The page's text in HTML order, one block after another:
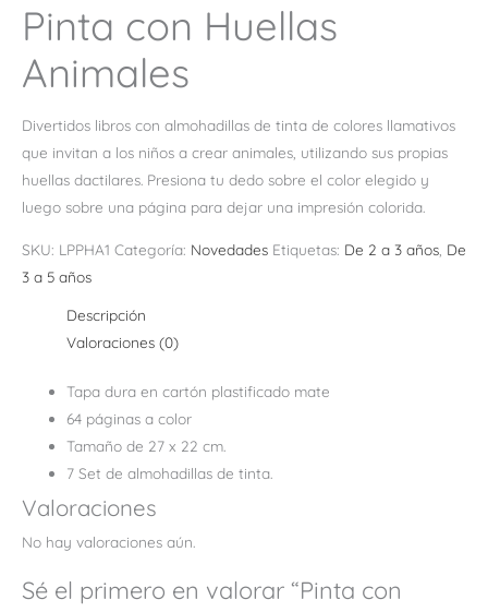
Pinta con Huellas
Animales
Divertidos libros con almohadillas de tinta de colores llamativos
que invitan a los niños a crear animales, utilizando sus propias
huellas dactilares. Presiona tu dedo sobre el color elegido y
luego sobre una página para dejar una impresión colorida.
SKU: LPPHA1 Categoría: Novedades Etiquetas: De 2 a 3 años De
3 a 5 años
Descripción
Valoraciones (0)
Tapa dura en cartón plastificado mate
64 páginas a color
Tamaño de 27 x 22 cm.
7 Set de almohadillas de tinta.
Valoraciones
No hay valoraciones aún.
Sé el primero en valorar “Pinta con